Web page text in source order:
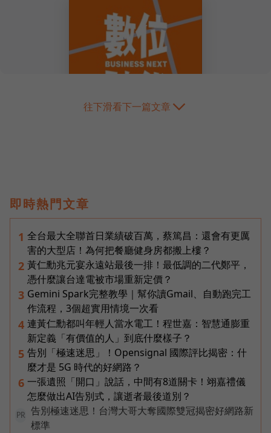
往下滑看下一篇文章
即時熱門文章
1 全台最大全聯首日業績破百萬，蔡篤昌：還會有更厲
害的大型店！為何把餐廳健身房都搬上樓？
2 黃仁勳兆元宴永遠站最後一排！最低調的二代鄭平，
憑什麼讓台達電被市場重新定價？
3 Gemini Spark完整教學｜幫你讀Gmail、自動跑完工
作流程，3個超實用情境一次看
4 連黃仁勳都叫年輕人當水電工！程世嘉：智慧通膨重
新定義「有價值的人」到底什麼樣子？
5 告別「極速迷思」！Opensignal 國際評比揭密：什
麼才是 5G 時代的好網路？
6 一張遺照「開口」說話，中間有8道關卡！翊嘉禮儀
怎麼做出AI告別式，讓逝者最後道別？
PR
告別極速迷思！台灣大哥大奪國際雙冠揭密好網路新
標準